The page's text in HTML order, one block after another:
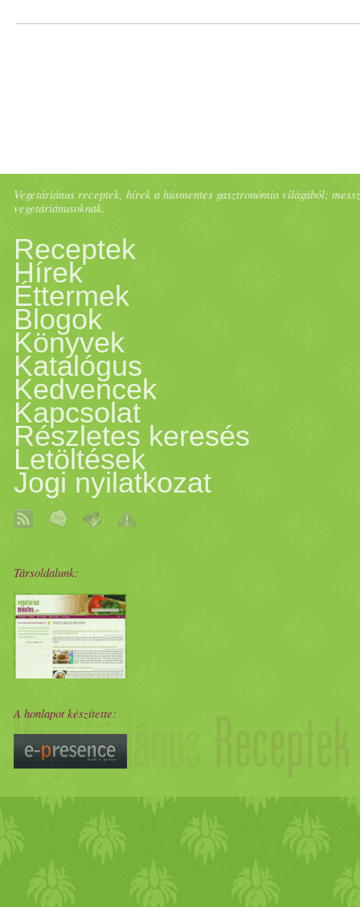
Vegetáriánus receptek, hírek a húsmentes gasztronómia világából;
vegetáriánusoknak.
Receptek
Hírek
Éttermek
Blogok
Könyvek
Katalógus
Kedvencek
Kapcsolat
Részletes keresés
Letöltések
Jogi nyilatkozat
Társoldalunk:
A honlapot készítette: